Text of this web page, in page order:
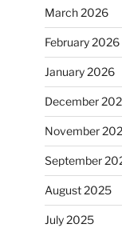
March 2026
February 2026
January 2026
December
November
September
August 2025
July 2025